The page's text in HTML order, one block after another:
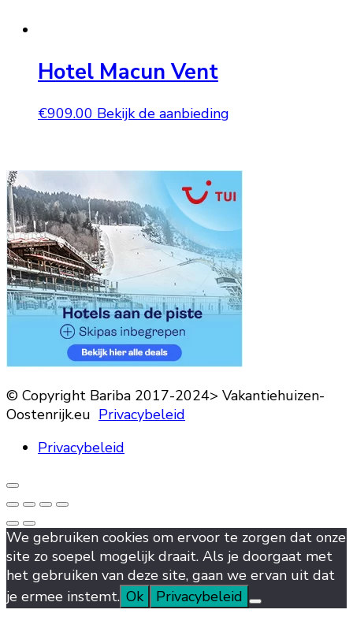
Hotel Macun Vent
€909.00 Bekijk de aanbieding
© Copyright Bariba 2017-2024> Vakantiehuizen-
Oostenrijk.eu Privacybeleid
Privacybeleid
We gebruiken cookies om ervoor te zorgen dat onze
site zo soepel mogelijk draait. Als je doorgaat met
het gebruiken van deze site, gaan we ervan uit dat
je ermee instemt. Ok Privacybeleid